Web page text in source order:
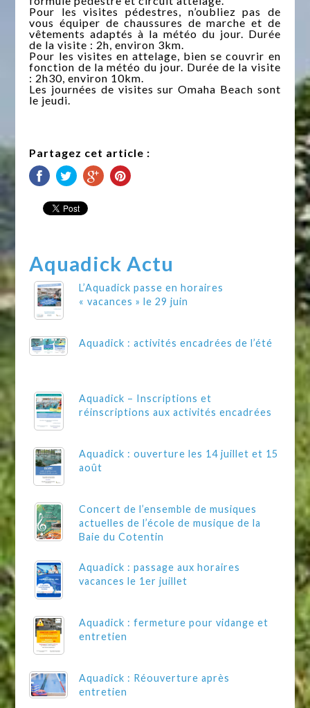
Pour les visites pédestres, n’oubliez pas de
vous équiper de chaussures de marche et de
vêtements adaptés à la météo du jour. Durée
de la visite : 2h, environ 3km.
Pour les visites en attelage, bien se couvrir en
fonction de la météo du jour. Durée de la visite
: 2h30, environ 10km.
Les journées de visites sur Omaha Beach sont
le jeudi.
Partagez cet article :
Aquadick Actu
L’Aquadick passe en horaires
« vacances » le 29 juin
Aquadick : activités encadrées de l’été
Aquadick – Inscriptions et
réinscriptions aux activités encadrées
Aquadick : ouverture les 14 juillet et 15
août
Concert de l’ensemble de musiques
actuelles de l’école de musique de la
Baie du Cotentin
Aquadick : passage aux horaires
vacances le 1er juillet
Aquadick : fermeture pour vidange et
entretien
Aquadick : Réouverture après
entretien